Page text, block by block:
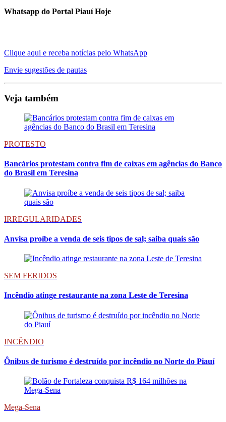
Whatsapp do Portal Piauí Hoje
Clique aqui e receba notícias pelo WhatsApp
Envie sugestões de pautas
Veja também
PROTESTO
Bancários protestam contra fim de caixas em agências do Banco
do Brasil em Teresina
IRREGULARIDADES
Anvisa proíbe a venda de seis tipos de sal; saiba quais são
SEM FERIDOS
Incêndio atinge restaurante na zona Leste de Teresina
INCÊNDIO
Ônibus de turismo é destruído por incêndio no Norte do Piauí
Mega-Sena